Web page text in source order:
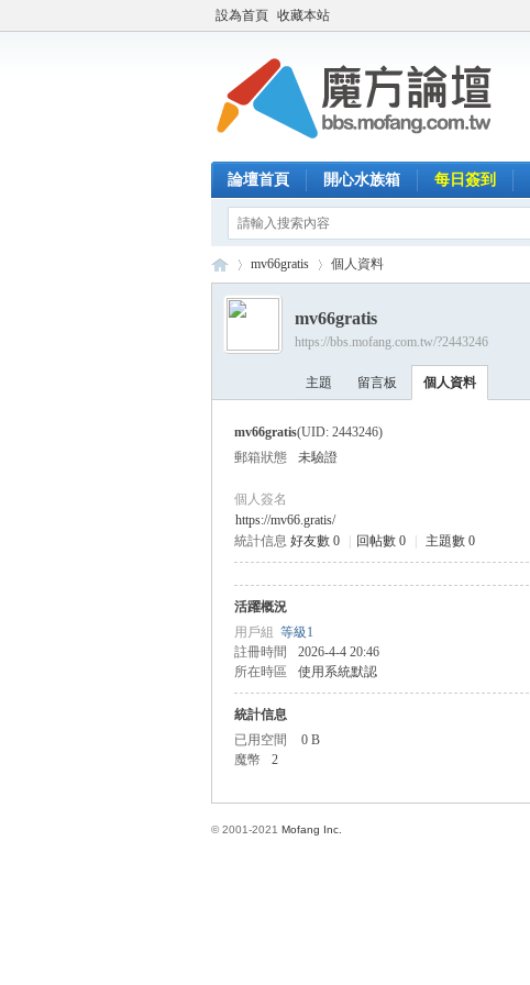
設為首頁 收藏本站
論壇首頁 開心水族箱 每日簽到
›
mv66gratis 個人資料
mv66gratis
https://bbs.mofang.com.tw/?2443246
主題 留言板 個人資料
mv66gratis(UID: 2443246)
郵箱狀態
未驗證
個人簽名
https://mv66.gratis/
統計信息 好友數 0 回帖數 0 主題數 0
活躍概況
用戶組 等級1
註冊時間
2026-4-4 20:46
所在時區
使用系統默認
統計信息
已用空間
0 B
魔幣
2
© 2001-2021 Mofang Inc.